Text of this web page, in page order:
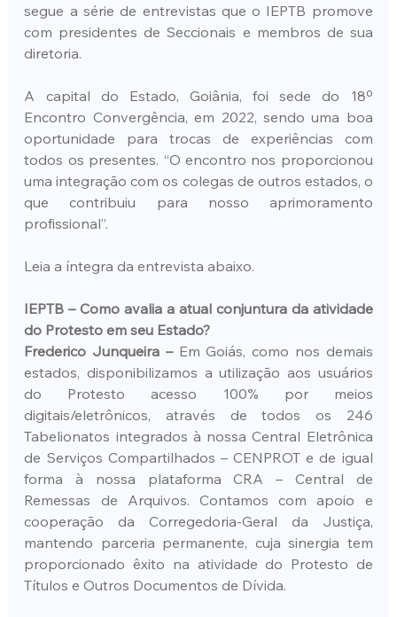
segue a série de entrevistas que o IEPTB promove
com presidentes de Seccionais e membros de sua
diretoria.
A capital do Estado, Goiânia, foi sede do 18º
Encontro Convergência, em 2022, sendo uma boa
oportunidade para trocas de experiências com
todos os presentes. “O encontro nos proporcionou
uma integração com os colegas de outros estados, o
que contribuiu para nosso aprimoramento
profissional”.
Leia a íntegra da entrevista abaixo.
IEPTB – Como avalia a atual conjuntura da atividade
do Protesto em seu Estado?
Frederico Junqueira – Em Goiás, como nos demais
estados, disponibilizamos a utilização aos usuários
do Protesto acesso 100% por meios
digitais/eletrônicos, através de todos os 246
Tabelionatos integrados à nossa Central Eletrônica
de Serviços Compartilhados – CENPROT e de igual
forma à nossa plataforma CRA – Central de
Remessas de Arquivos. Contamos com apoio e
cooperação da Corregedoria-Geral da Justiça,
mantendo parceria permanente, cuja sinergia tem
proporcionado êxito na atividade do Protesto de
Títulos e Outros Documentos de Dívida.